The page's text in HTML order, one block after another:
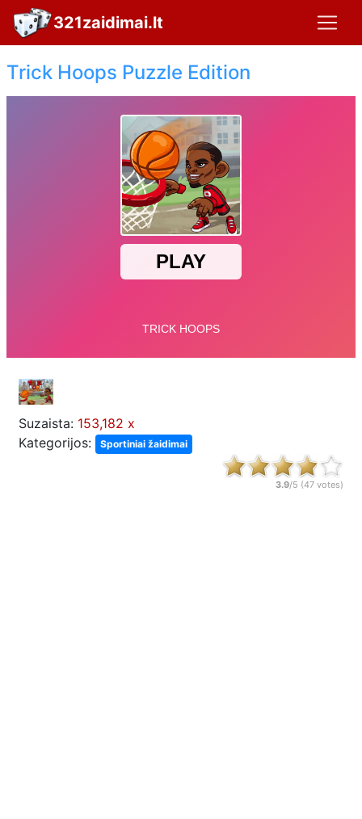
321zaidimai.lt
Trick Hoops Puzzle Edition
Suzaista: 153,182 x
Kategorijos:
Sportiniai žaidimai
3.9/5 (47 votes)